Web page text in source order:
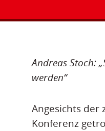
Andreas Stoch:
werden“
Angesichts der
Konferenz